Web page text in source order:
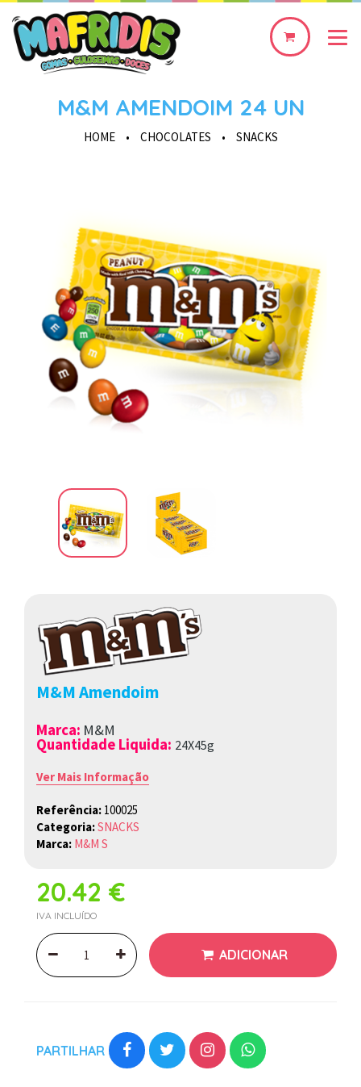
0
M&M AMENDOIM 24 UN
HOME • CHOCOLATES • SNACKS
M&M Amendoim
Marca: M&M
Quantidade Liquida: 24X45g
Ver Mais Informação
Referência: 100025
Categoria:SNACKS
Marca: M&M S
20.42 €
IVA INCLUÍDO
ADICIONAR
PARTILHAR